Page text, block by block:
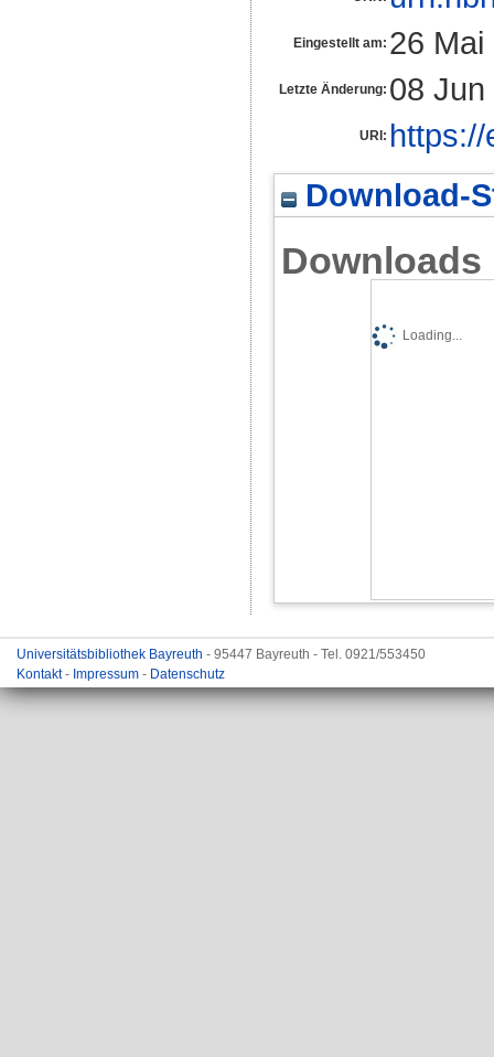
Eingestellt am: 26 Mai
Letzte Änderung: 08
URI:
Download-
Downloads
Loading...
Universitätsbibliothek Bayreuth - 95447 Bayreuth - Tel. 0921/553450
Kontakt- Impressum - Datenschutz